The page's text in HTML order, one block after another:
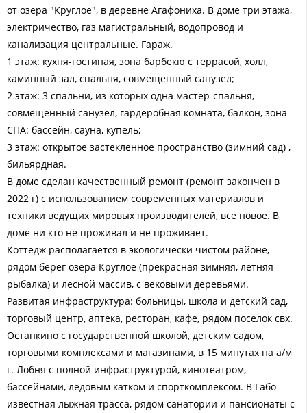
от озера "Круглое", в деревне Агафониха. В доме три этажа,
электричество, газ магистральный, водопровод и
канализация центральные. Гараж.
1 этаж: кухня-гостиная, зона барбекю с террасой, холл,
каминный зал, спальня, совмещенный санузел;
2 этаж: 3 спальни, из которых одна мастер-спальня,
совмещенный санузел, гардеробная комната, балкон, зона
СПА: бассейн, сауна, купель;
3 этаж: открытое застекленное пространство (зимний сад) ,
бильярдная.
В доме сделан качественный ремонт (ремонт закончен в
2022 г) с использованием современных материалов и
техники ведущих мировых производителей, все новое. В
доме ни кто не проживал и не проживает.
Коттедж располагается в экологически чистом районе,
рядом берег озера Круглое (прекрасная зимняя, летняя
рыбалка) и лесной массив, с вековыми деревьями.
Развитая инфраструктура: больницы, школа и детский сад,
торговый центр, аптека, ресторан, кафе, рядом поселок свх.
Останкино с государственной школой, детским садом,
торговыми комплексами и магазинами, в 15 минутах на а/м
г. Лобня с полной инфраструктурой, кинотеатром,
бассейнами, ледовым катком и спорткомплексом. В Габо
известная лыжная трасса, рядом санатории и пансионаты с